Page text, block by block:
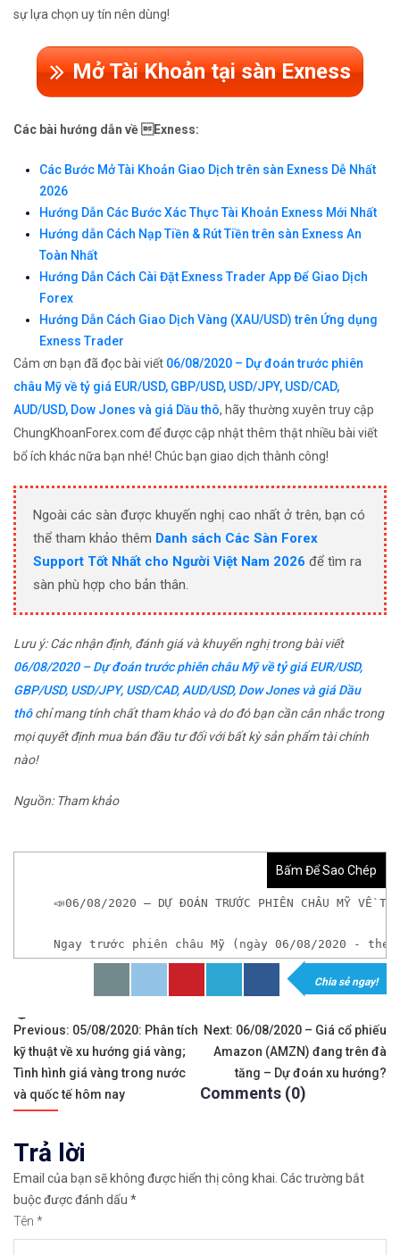
sự lựa chọn uy tín nên dùng!
Mở Tài Khoản tại sàn Exness
Các bài hướng dẫn về Exness:
Các Bước Mở Tài Khoản Giao Dịch trên sàn Exness Dễ Nhất
2026
Hướng Dẫn Các Bước Xác Thực Tài Khoản Exness Mới Nhất
Hướng dẫn Cách Nạp Tiền & Rút Tiền trên sàn Exness An
Toàn Nhất
Hướng Dẫn Cách Cài Đặt Exness Trader App Để Giao Dịch
Forex
Hướng Dẫn Cách Giao Dịch Vàng (XAU/USD) trên Ứng dụng
Exness Trader
Cảm ơn bạn đã đọc bài viết 06/08/2020 – Dự đoán trước phiên
châu Mỹ về tỷ giá EUR/USD, GBP/USD, USD/JPY, USD/CAD,
AUD/USD, Dow Jones và giá Dầu thô, hãy thường xuyên truy cập
ChungKhoanForex.com để được cập nhật thêm thật nhiều bài viết
bổ ích khác nữa bạn nhé! Chúc bạn giao dịch thành công!
Ngoài các sàn được khuyến nghị cao nhất ở trên, bạn có
thể tham khảo thêm Danh sách Các Sàn Forex
Support Tốt Nhất cho Người Việt Nam 2026 để tìm ra
sàn phù hợp cho bản thân.
Lưu ý: Các nhận định, đánh giá và khuyến nghị trong bài viết
06/08/2020 – Dự đoán trước phiên châu Mỹ về tỷ giá EUR/USD,
GBP/USD, USD/JPY, USD/CAD, AUD/USD, Dow Jones và giá Dầu
thôchỉ mang tính chất tham khảo và do đó bạn cần cân nhắc trong
mọi quyết định mua bán đầu tư đối với bất kỳ sản phẩm tài chính
nào!
Nguồn: Tham khảo
Bấm Để Sao Chép
📣06/08/2020 – DỰ ĐOÁN TRƯỚC PHIÊN CHÂU MỸ VỀ
Ngay trước phiên châu Mỹ (ngày 06/08/2020 -
𝘟𝘦𝘮 𝘤𝘩𝘪 𝘵𝘪ế𝘵: https://chungkhoanforex.com/06-
✨🏆𝐗𝐨á 𝐛ỏ 𝐥𝐨 𝐥ắ𝐧𝐠 𝐤𝐡𝐢 𝐭𝐡𝐚𝐦 𝐠𝐢𝐚 𝐭𝐡ị 𝐭𝐫ườ𝐧𝐠 𝐭à𝐢 𝐜𝐡í𝐧𝐡
✅𝘔ở 𝘵à𝘪 𝘬𝘩𝘰ả𝘯 𝘵𝘳ê𝘯 𝘴à𝘯 𝘌𝘹𝘯𝘦𝘴𝘴 𝘜𝘺 𝘛í𝘯 𝘷à 𝘱𝘩ù
✅𝘔ở 𝘵à𝘪 𝘬𝘩𝘰ả𝘯 𝘵𝘳ê𝘯 𝘴à𝘯 𝘐𝘊𝘔𝘢𝘳𝘬𝘦𝘵𝘴 𝘯ổ𝘪 𝘵𝘪ế𝘯𝘨
✅𝘔ở 𝘵à𝘪 𝘬𝘩𝘰ả𝘯 𝘵𝘳ê𝘯 𝘴à𝘯 𝘉𝘪𝘯𝘢𝘯𝘤𝘦 𝘯ổ𝘪 𝘵𝘪ế𝘯𝘨 𝘯𝘩ấ𝘵
🔗https://chungkhoanforex.com/06-08-2020-du-
Chia sẻ ngay!
Tags:
Điều
hướng
bài
viết
Previous: 05/08/2020: Phân tích
kỹ thuật về xu hướng giá vàng;
Tình hình giá vàng trong nước
và quốc tế hôm nay
Next: 06/08/2020 – Giá cổ phiếu
Amazon (AMZN) đang trên đà
tăng – Dự đoán xu hướng?
Comments (0)
Trả lời
Email của bạn sẽ không được hiển thị công khai. Các trường bắt
buộc được đánh dấu *
Tên *